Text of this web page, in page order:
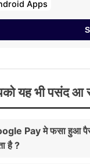
Apps
यह भी पसंद आ
Pay मे फसा हुआ
है ?